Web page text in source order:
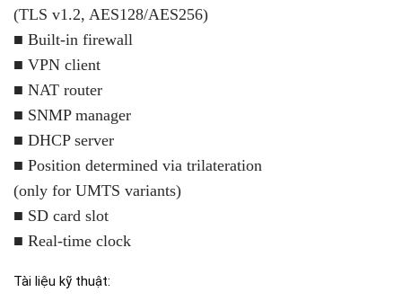
(TLS v1.2, AES128/AES256)
■ Built-in firewall
■ VPN client
■ NAT router
■ SNMP manager
■ DHCP server
■ Position determined via trilateration
(only for UMTS variants)
■ SD card slot
■ Real-time clock
Tài liệu kỹ thuật: